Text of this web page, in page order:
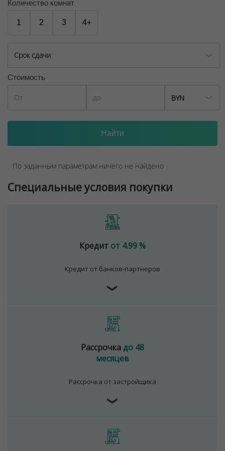
Количество комнат
1 2 3 4+
Срок сдачи
Стоимость
BYN
По заданным параметрам ничего не найдено
Специальные условия покупки
Кредит от 4.99 %
Кредит от банков-партнеров
❯
Рассрочкадо 48
месяцев
Рассрочка от застройщика
❯